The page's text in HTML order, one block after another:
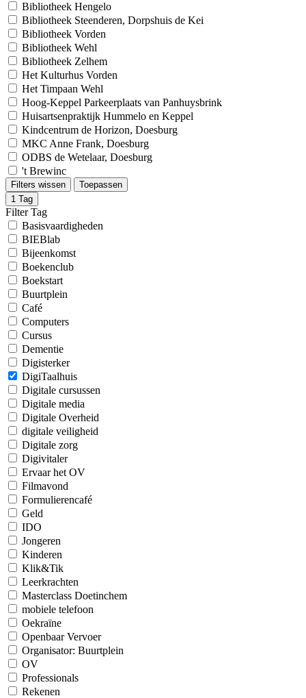
Bibliotheek Hengelo
Bibliotheek Steenderen, Dorpshuis de Kei
Bibliotheek Vorden
Bibliotheek Wehl
Bibliotheek Zelhem
Het Kulturhus Vorden
Het Timpaan Wehl
Hoog-Keppel Parkeerplaats van Panhuysbrink
Huisartsenpraktijk Hummelo en Keppel
Kindcentrum de Horizon, Doesburg
MKC Anne Frank, Doesburg
ODBS de Wetelaar, Doesburg
't Brewinc
Filters wissen
Toepassen
1 Tag
Filter Tag
Basisvaardigheden
BIEBlab
Bijeenkomst
Boekenclub
Boekstart
Buurtplein
Café
Computers
Cursus
Dementie
Digisterker
DigiTaalhuis
Digitale cursussen
Digitale media
Digitale Overheid
digitale veiligheid
Digitale zorg
Digivitaler
Ervaar het OV
Filmavond
Formulierencafé
Geld
IDO
Jongeren
Kinderen
Klik&Tik
Leerkrachten
Masterclass Doetinchem
mobiele telefoon
Oekraïne
Openbaar Vervoer
Organisator: Buurtplein
OV
Professionals
Rekenen